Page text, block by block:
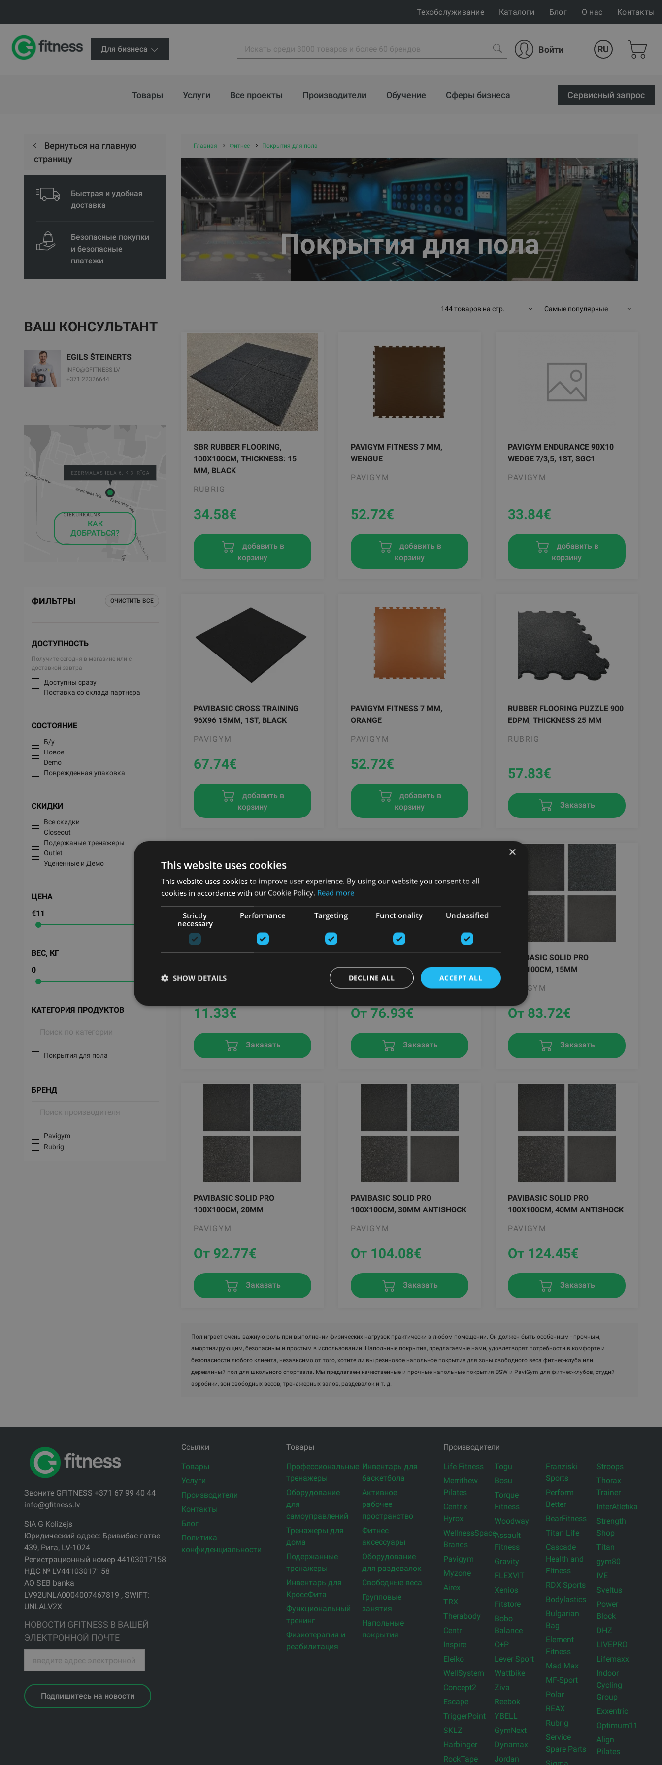
Техобслуживание Каталоги Блог О нас Контакты
Для бизнеса Войти RU
Товары Услуги Все проекты Производители Обучение Сферы бизнеса Cервисный запрос
Вернуться на главную
страницу
Быстрая и удобная
доставка
Безопасные покупки
и безопасные
платежи
ВАШ КОНСУЛЬТАНТ
EGILS ŠTEINERTS
INFO@GFITNESS.LV
+371 22326644
КАК
ДОБРАТЬСЯ?
ФИЛЬТРЫ ОЧИСТИТЬ ВСЕ
ДОСТУПНОСТЬ
Получите сегодня в магазине или с
доставкой завтра
Доступны сразу
Поставка со склада партнера
СОСТОЯНИЕ
Б/у
Новое
Demo
Поврежденная упаковка
СКИДКИ
Все скидки
Closeout
Подержаные тренажеры
Outlet
Уцененные и Демо
ЦЕНА
€11
ВЕС, КГ
0
КАТЕГОРИЯ ПРОДУКТОВ
Покрытия для пола
БРЕНД
Pavigym
Rubrig
Главная Фитнес Покрытия для пола
Покрытия для пола
144 товаров на стр. Самые популярные
SBR RUBBER FLOORING,
100X100CM, THICKNESS: 15
MM, BLACK
RUBRIG
34.58€
добавить в
корзину
PAVIGYM FITNESS 7 MM,
WENGUE
PAVIGYM
52.72€
добавить в
корзину
PAVIGYM ENDURANCE 90X10
WEDGE 7/3,5, 1ST, SGC1
PAVIGYM
33.84€
добавить в
корзину
PAVIBASIC CROSS TRAINING
96X96 15MM, 1ST, BLACK
PAVIGYM
67.74€
добавить в
корзину
PAVIGYM FITNESS 7 MM,
ORANGE
PAVIGYM
52.72€
добавить в
корзину
RUBBER FLOORING PUZZLE 900
EDPM, THICKNESS 25 MM
RUBRIG
57.83€
Заказать
11.33€
Заказать
100X100CM, 10MM
PAVIGYM
От 76.93€
Заказать
PAVIBASIC SOLID PRO
100X100CM, 15MM
PAVIGYM
От 83.72€
Заказать
PAVIBASIC SOLID PRO
100X100CM, 20MM
PAVIGYM
От 92.77€
Заказать
PAVIBASIC SOLID PRO
100X100CM, 30MM ANTISHOCK
PAVIGYM
От 104.08€
Заказать
PAVIBASIC SOLID PRO
100X100CM, 40MM ANTISHOCK
PAVIGYM
От 124.45€
Заказать
Пол играет очень важную роль при выполнении физических нагрузок практически в любом помещении. Он должен быть особенным - прочным,
амортизирующим, безопасным и простым в использовании. Напольные покрытия, предлагаемые нами, удовлетворят потребности в комфорте и
безопасности любого клиента, независимо от того, хотите ли вы резиновое напольное покрытие для зоны свободного веса фитнес-клуба или
деревянный пол для школьного спортзала. Мы предлагаем качественные и прочные напольные покрытия BSW и PaviGym для фитнес-клубов, студий
аэробики, зон свободных весов, тренажерных залов, раздевалок и т. д.
Звоните GFITNESS +371 67 99 40 44
info@gfitness.lv
SIA G Kolizejs
Юридический адрес: Бривибас гатве
439, Рига, LV-1024
Регистрационный номер 44103017158
НДС № LV44103017158
АО SEB banka
LV92UNLA0004007467819 , SWIFT:
UNLALV2X
НОВОСТИ GFITNESS В ВАШЕЙ
ЭЛЕКТРОННОЙ ПОЧТЕ
Подпишитесь на новости
Ссылки
Товары
Услуги
Производители
Контакты
Блог
Политика
конфиденциальности
Товары
Профессиональные
тренажеры
Оборудование
для
самоуправлений
Тренажеры для
дома
Подержанные
тренажеры
Инвентарь для
КроссФита
Функциональный
тренинг
Физиотерапия и
реабилитация
Инвентарь для
баскетбола
Активное
рабочее
пространство
Фитнес
аксессуары
Оборудование
для раздевалок
Свободные веса
Групповые
занятия
Напольные
покрытия
Производители
Life Fitness
Merrithew
Pilates
Centr x
Hyrox
WellnessSpace
Brands
Pavigym
Myzone
Airex
TRX
Therabody
Centr
Inspire
Eleiko
WellSystem
Concept2
Escape
TriggerPoint
SKLZ
Harbinger
RockTape
Togu
Bosu
Torque
Fitness
Woodway
Assault
Fitness
Gravity
FLEXVIT
Xenios
Fitstore
Bobo
Balance
C+P
Lever Sport
Wattbike
Ziva
Reebok
YBELL
GymNext
Dynamax
Jordan
Franziski
Sports
Perform
Better
BearFitness
Titan Life
Cascade
Health and
Fitness
RDX Sports
Bodylastics
Bulgarian
Bag
Element
Fitness
Mad Max
MF-Sport
Polar
REAX
Rubrig
Service
Spare Parts
Stroops
Thorax
Trainer
InterAtletika
Strength
Shop
Titan
gym80
IVE
Sveltus
Power
Block
DHZ
LIVEPRO
Lifemaxx
Indoor
Cycling
Group
Exxentric
Optimum11
Align
Pilates
×
This website uses cookies
This website uses cookies to improve user experience. By using our website you consent to all
cookies in accordance with our Cookie Policy. Read more
Strictly
necessary
Performance Targeting Functionality Unclassified
ACCEPT ALL
DECLINE ALL
SHOW DETAILS